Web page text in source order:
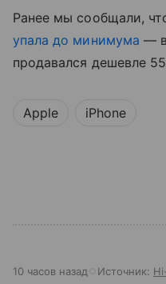
Ранее мы сообщали,
упала до минимума —
продавался дешевле
Apple iPhone
10 часов назад Источник: